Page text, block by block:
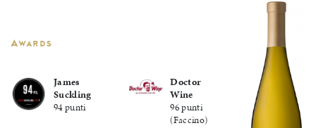
Awards
James
Suckling
94 punti
Doctor
Wine
96 punti
(Faccino)